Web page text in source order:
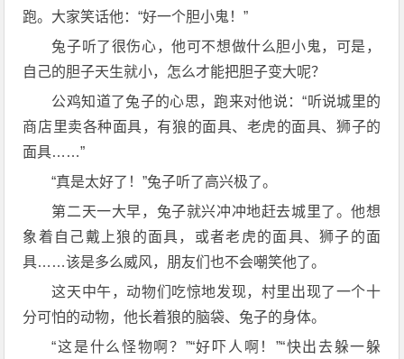
跑。大家笑话他：“好一个胆小鬼！”
兔子听了很伤心，他可不想做什么胆小鬼，可是，
自己的胆子天生就小，怎么才能把胆子变大呢？
公鸡知道了兔子的心思，跑来对他说：“听说城里的
商店里卖各种面具，有狼的面具、老虎的面具、狮子的
面具……”
“真是太好了！”兔子听了高兴极了。
第二天一大早，兔子就兴冲冲地赶去城里了。他想
象着自己戴上狼的面具，或者老虎的面具、狮子的面
具……该是多么威风，朋友们也不会嘲笑他了。
这天中午，动物们吃惊地发现，村里出现了一个十
分可怕的动物，他长着狼的脑袋、兔子的身体。
“这是什么怪物啊？”“好吓人啊！”“快出去躲一躲